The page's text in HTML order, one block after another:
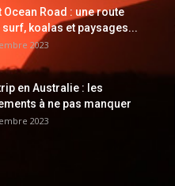
Ocean Road : une route
surf, koalas et paysages...
2023
en Australie : les
à ne pas manquer
2023